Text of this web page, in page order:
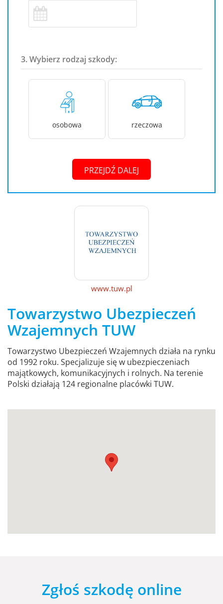
3. Wybierz rodzaj szkody:
osobowa rzeczowa
PRZEJDŹ DALEJ
www.tuw.pl
Towarzystwo Ubezpieczeń
Wzajemnych TUW
Towarzystwo Ubezpieczeń Wzajemnych działa na rynku
od 1992 roku. Specjalizuje się w ubezpieczeniach
majątkowych, komunikacyjnych i rolnych. Na terenie
Polski działają 124 regionalne placówki TUW.
Zgłoś szkodę online